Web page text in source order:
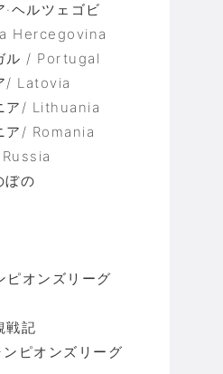
·ヘルツェゴビ
Hercegovina
ル / Portugal
/ Latovia
ア/ Lithuania
ア/ Romania
ぼの
ピオンズリーグ
戦記
ピオンズリーグ